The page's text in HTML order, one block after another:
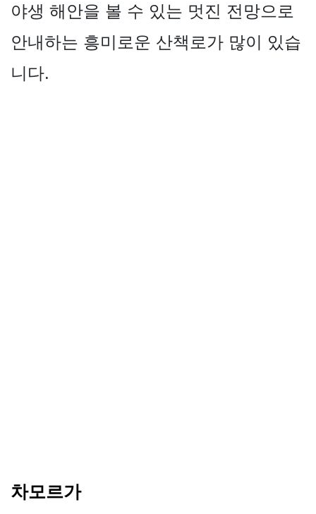
야생 해안을 볼 수 있는 멋진 전망으로
안내하는 흥미로운 산책로가 많이 있습
니다.
차모르가